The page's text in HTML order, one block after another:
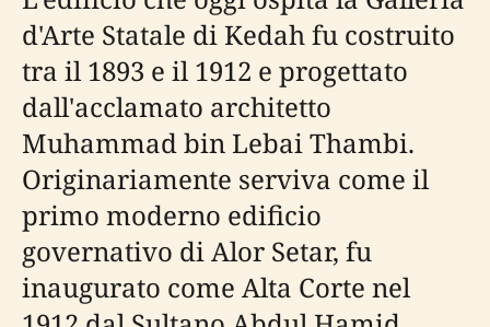
d'Arte Statale di Kedah fu costruito
tra il 1893 e il 1912 e progettato
dall'acclamato architetto
Muhammad bin Lebai Thambi.
Originariamente serviva come il
primo moderno edificio
governativo di Alor Setar, fu
inaugurato come Alta Corte nel